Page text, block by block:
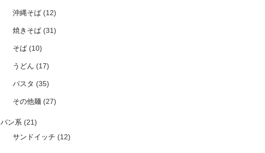
沖縄そば(12)
焼きそば(31)
そば(10)
うどん (17)
パスタ (35)
その他麺(27)
パン系(21)
サンドイッチ (12)